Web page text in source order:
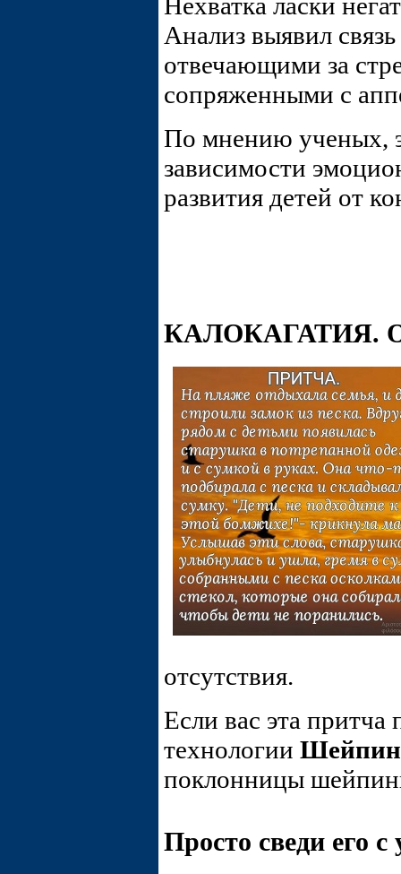
Анализ выявил
отвечающими за
сопряженными с
По мнению ученых,
зависимости
развития детей от
КАЛОКАГАТИЯ.
отсутствия.
Если вас эта
технологии
поклонницы
Просто сведи его с